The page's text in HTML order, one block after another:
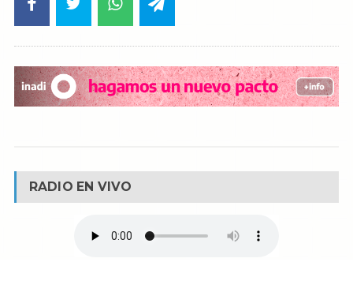
RADIO EN VIVO